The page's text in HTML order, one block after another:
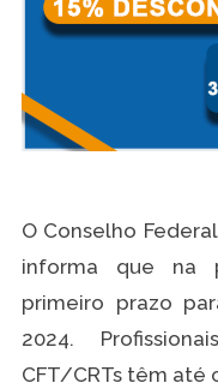
O Conselho
informa que na
primeiro prazo
2024.
CFT/CRTs têm até